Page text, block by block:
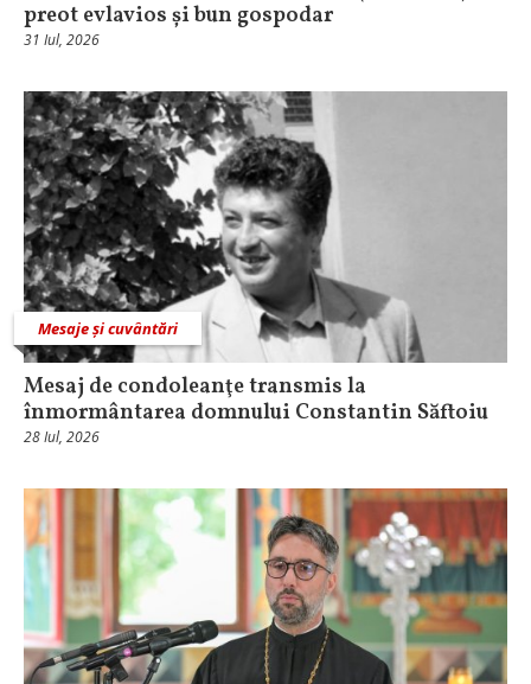
preot evlavios și bun gospodar
31 Iul, 2026
Mesaje și cuvântări
Mesaj de condoleanţe transmis la
înmormântarea domnului Constantin Săftoiu
28 Iul, 2026